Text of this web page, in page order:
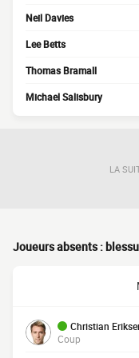
Neil Davies
Lee Betts
Thomas Bramall
Michael Salisbury
LA
Joueurs absents :
Christian
Coup